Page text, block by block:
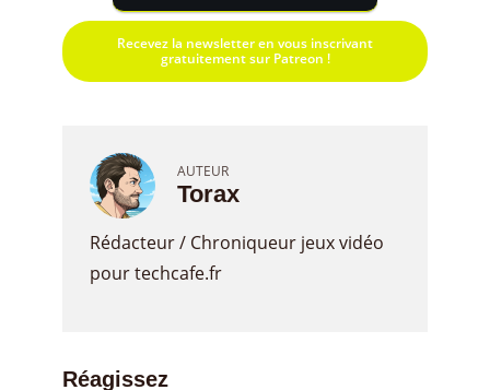
Recevez la newsletter en vous inscrivant
gratuitement sur Patreon !
AUTEUR
Torax
Rédacteur / Chroniqueur jeux vidéo
pour techcafe.fr
Réagissez